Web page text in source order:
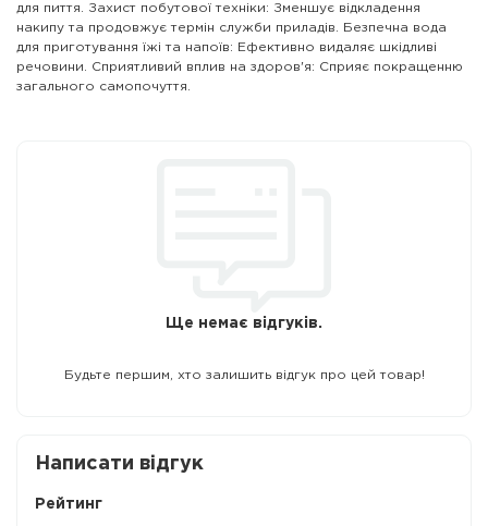
для пиття. Захист побутової техніки: Зменшує відкладення
накипу та продовжує термін служби приладів. Безпечна вода
для приготування їжі та напоїв: Ефективно видаляє шкідливі
речовини. Сприятливий вплив на здоров'я: Сприяє покращенню
загального самопочуття.
Ще немає відгуків.
Будьте першим, хто залишить відгук про цей товар!
Написати відгук
Рейтинг